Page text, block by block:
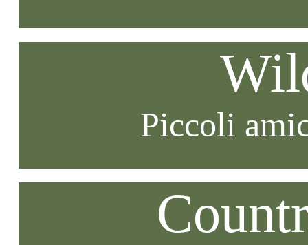
Piccoli